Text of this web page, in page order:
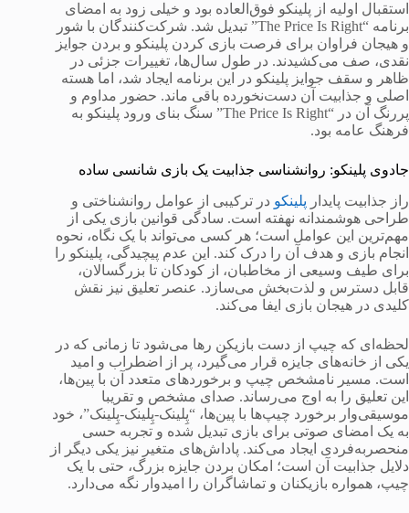
استقبال اولیه از پلینکو فوق‌العاده بود و خیلی زود به امضای
برنامه “The Price Is Right” تبدیل شد. شرکت‌کنندگان با شور
و هیجان فراوان برای فرصت بازی کردن پلینکو و بردن جوایز
نقدی، صف می‌کشیدند. در طول سال‌ها، تغییرات جزئی در
ظاهر و سقف جوایز پلینکو در این برنامه ایجاد شد، اما هسته
اصلی و جذابیت آن دست‌نخورده باقی ماند. حضور مداوم و
پررنگ آن در “The Price Is Right” سنگ بنای ورود پلینکو به
فرهنگ عامه بود.
جادوی پلینکو: روانشناسی جذابیت یک بازی شانسی ساده
راز جذابیت پایدار پلینکو در ترکیبی از عوامل روانشناختی و
طراحی هوشمندانه نهفته است. سادگی قوانین بازی یکی از
مهم‌ترین این عوامل است؛ هر کسی می‌تواند با یک نگاه، نحوه
انجام بازی و هدف آن را درک کند. این عدم پیچیدگی، پلینکو را
برای طیف وسیعی از مخاطبان، از کودکان تا بزرگسالان،
قابل دسترس و لذت‌بخش می‌سازد. عنصر تعلیق نیز نقش
کلیدی در هیجان بازی ایفا می‌کند.
لحظه‌ای که چیپ از دست بازیکن رها می‌شود تا زمانی که در
یکی از خانه‌های جایزه قرار می‌گیرد، پر از اضطراب و امید
است. مسیر نامشخص چیپ و برخوردهای متعدد آن با پین‌ها،
این تعلیق را به اوج می‌رساند. صدای مشخص و تقریبا
موسیقی‌وار برخورد چیپ‌ها با پین‌ها، “پِلینک-پِلینک-پِلینک”، خود
به یک امضای صوتی برای بازی تبدیل شده و تجربه حسی
منحصربه‌فردی ایجاد می‌کند. پاداش‌های متغیر نیز یکی دیگر از
دلایل جذابیت آن است؛ امکان بردن جایزه بزرگ، حتی با یک
چیپ، همواره بازیکنان و تماشاگران را امیدوار نگه می‌دارد.